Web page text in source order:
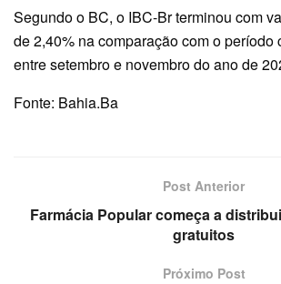
Segundo o BC, o IBC-Br terminou com
de 2,40% na comparação com o período
entre setembro e novembro do ano de
Fonte: Bahia.Ba
Post Anterior
Farmácia Popular começa a
gratuitos
Próximo Post